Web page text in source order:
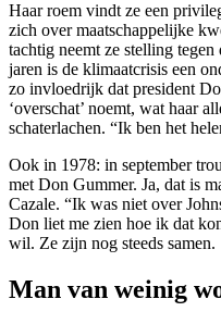
Haar roem vindt ze een
zich over maatschappelijke
tachtig neemt ze stelling
jaren is de klimaatcrisis een
zo invloedrijk dat president
‘overschat’ noemt, wat haar
schaterlachen. “Ik ben het
Ook in 1978: in september
met Don Gummer. Ja, dat is
Cazale. “Ik was niet over
Don liet me zien hoe ik dat
wil. Ze zijn nog steeds samen.
Man van weinig